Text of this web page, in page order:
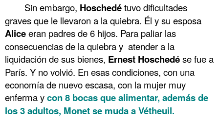
Sin embargo, Hoschedétuvo dificultades
graves que le llevaron a la quiebra. Él y su esposa
Aliceeran padres de 6 hijos. Para paliar las
consecuencias de la quiebra y atender a la
liquidación de sus bienes, Ernest Hoschedése fue a
París. Y no volvió. En esas condiciones, con una
economía de nuevo escasa, con la mujer muy
enferma ycon 8 bocas que alimentar, además de
los 3 adultos, Monet se muda a Vétheuil.